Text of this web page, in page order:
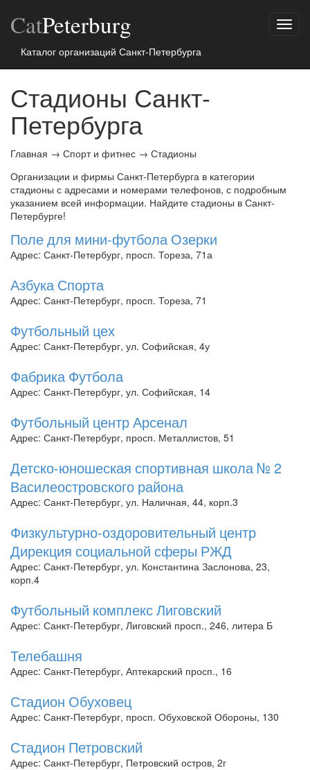
CatPeterburg
Каталог организаций Санкт-Петербурга
Стадионы Санкт-
Петербурга
Главная → Спорт и фитнес → Стадионы
Организации и фирмы Санкт-Петербурга в категории
стадионы с адресами и номерами телефонов, с подробным
указанием всей информации. Найдите стадионы в Санкт-
Петербурге!
Поле для мини-футбола Озерки
Адрес: Санкт-Петербург, просп. Тореза, 71а
Азбука Спорта
Адрес: Санкт-Петербург, просп. Тореза, 71
Футбольный цех
Адрес: Санкт-Петербург, ул. Софийская, 4у
Фабрика Футбола
Адрес: Санкт-Петербург, ул. Софийская, 14
Футбольный центр Арсенал
Адрес: Санкт-Петербург, просп. Металлистов, 51
Детско-юношеская спортивная школа № 2
Василеостровского района
Адрес: Санкт-Петербург, ул. Наличная, 44, корп.3
Физкультурно-оздоровительный центр
Дирекция социальной сферы РЖД
Адрес: Санкт-Петербург, ул. Константина Заслонова, 23,
корп.4
Футбольный комплекс Лиговский
Адрес: Санкт-Петербург, Лиговский просп., 246, литера Б
Телебашня
Адрес: Санкт-Петербург, Аптекарский просп., 16
Стадион Обуховец
Адрес: Санкт-Петербург, просп. Обуховской Обороны, 130
Стадион Петровский
Адрес: Санкт-Петербург, Петровский остров, 2г